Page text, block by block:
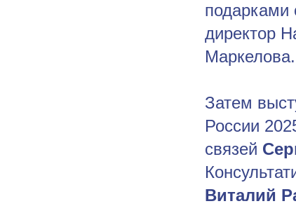
подарками
директор
Маркелова.
Затем
России
связей
Виталий